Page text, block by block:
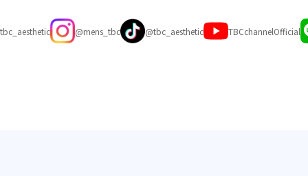
@mens_tbc @tbc_aesthetic TBCchannelOfficial